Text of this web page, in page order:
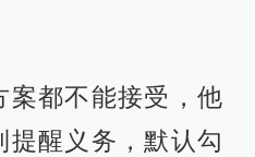
案都不能接受，他
醒义务，默认勾